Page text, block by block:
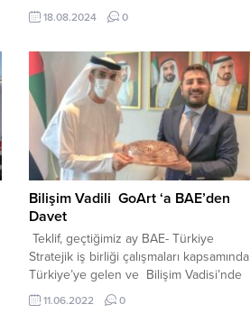
etkisiyle ülke genelinde birbiri ardına
başlayan orman yangınlarını havadan ve
çalıştığına ilişkin görüntüler paylaştı.
Başkanlıktan yapılan yazılı açıklamada,
orman yangınlarına karşı yürütülen
söndürme çalışmalarında, 12 ton su
alma...
18.08.2024 0
Bilişim Vadili GoArt ‘a BAE’den
Davet
Teklif, geçtiğimiz ay BAE- Türkiye
Stratejik iş birliği çalışmaları kapsamında
Türkiye’ye gelen ve Bilişim Vadisi’nde
bulunan TOGG, Trendyol ve GoArt
ofislerini ziyaret eden Birleşik Arap
11.06.2022 0